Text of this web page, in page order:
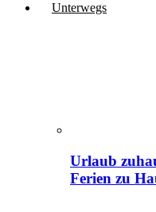
Unterwegs
Urlaub
Ferien zu